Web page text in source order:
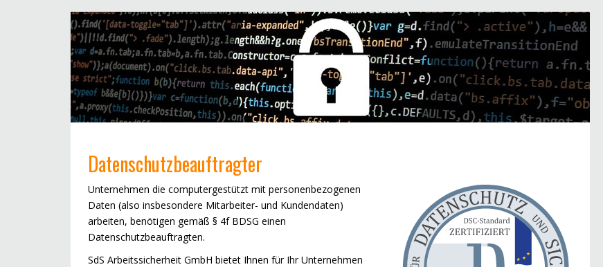
Datenschutzbeauftragter
Unternehmen die computergestützt mit personenbezogenen
Daten (also insbesondere Mitarbeiter- und Kundendaten)
arbeiten, benötigen gemäß § 4f BDSG einen
Datenschutzbeauftragten.
SdS Arbeitssicherheit GmbH bietet Ihnen für Ihr Unternehmen